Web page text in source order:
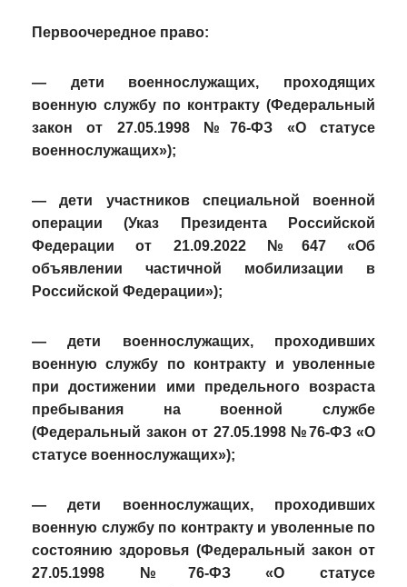
Первоочередное право:
— дети военнослужащих, проходящих
военную службу по контракту (Федеральный
закон от 27.05.1998 №76-ФЗ «О статусе
военнослужащих»);
— дети участников специальной военной
операции (Указ Президента Российской
Федерации от 21.09.2022 №647 «Об
объявлении частичной мобилизации в
Российской Федерации»);
— дети военнослужащих, проходивших
военную службу по контракту и уволенные
при достижении ими предельного возраста
пребывания на военной службе
(Федеральный закон от 27.05.1998 №76-ФЗ «О
статусе военнослужащих»);
— дети военнослужащих, проходивших
военную службу по контракту и уволенные по
состоянию здоровья (Федеральный закон от
27.05.1998 №76-ФЗ «О статусе